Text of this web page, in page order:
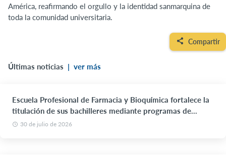
América, reafirmando el orgullo y la identidad sanmarquina de
toda la comunidad universitaria.
Compartir
Últimas noticias | ver más
Escuela Profesional de Farmacia y Bioquímica fortalece la
titulación de sus bachilleres mediante programas de
actualización académica
30 de julio de 2026